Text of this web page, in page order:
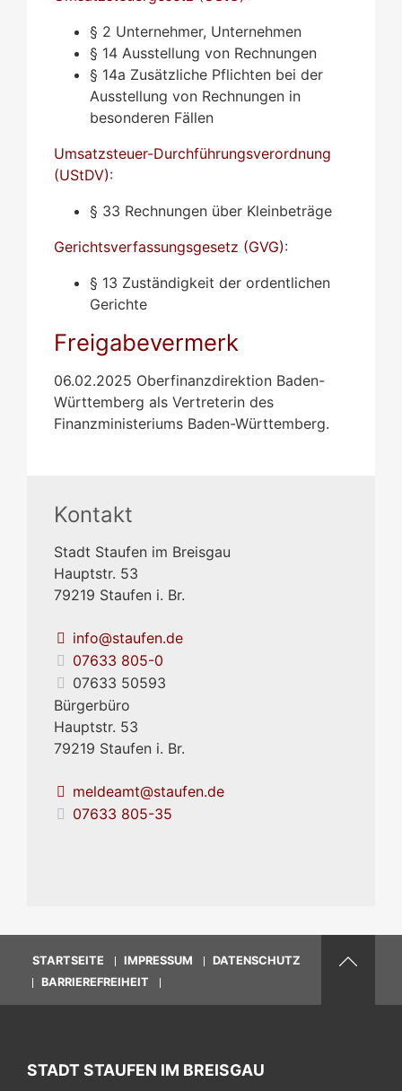
§ 2 Unternehmer, Unternehmen
§ 14 Ausstellung von Rechnungen
§ 14a Zusätzliche Pflichten bei der
Ausstellung von Rechnungen in
besonderen Fällen
Umsatzsteuer-Durchführungsverordnung
(UStDV):
§ 33 Rechnungen über Kleinbeträge
Gerichtsverfassungsgesetz (GVG):
§ 13 Zuständigkeit der ordentlichen
Gerichte
Freigabevermerk
06.02.2025 Oberfinanzdirektion Baden-
Württemberg als Vertreterin des
Finanzministeriums Baden-Württemberg.
Kontakt
Stadt Staufen im Breisgau
Hauptstr. 53
79219 Staufen i. Br.
info@staufen.de
07633 805-0
07633 50593
Bürgerbüro
Hauptstr. 53
79219 Staufen i. Br.
meldeamt@staufen.de
07633 805-35
STARTSEITE IMPRESSUM
DATENSCHUTZ
BARRIEREFREIHEIT
STADT STAUFEN IM BREISGAU